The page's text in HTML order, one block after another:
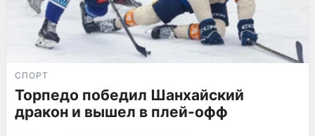
СПОРТ
Торпедо победил Шанхайский
дракон и вышел в плей-офф